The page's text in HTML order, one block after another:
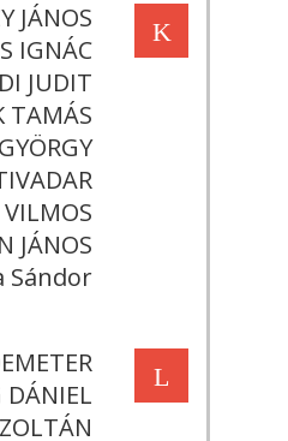
K
JÁNOS
IGNÁC
JUDIT
TAMÁS
JÁNOS
Sándor
L
DÁNIEL